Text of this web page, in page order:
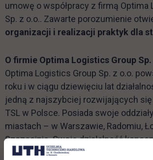
umowę o współpracy z firmą Optima
Sp. z o.o.. Zawarte porozumienie
organizacji i realizacji praktyk dla
O firmie Optima Logistics Group
Optima Logistics Group Sp. z o.o.
roku i w ciągu dziewięciu lat
jedną z najszybciej rozwijających
TSL w Polsce. Posiada swoje
miastach – w Warszawie, Radomiu,
Szczecinie. Swoją działalność
aktywnościach w sektorze usług